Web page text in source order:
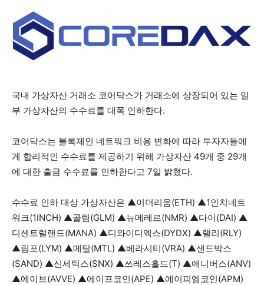
국내 가상자산 거래소 코어닥스가 거래소에 상장되어 있는 일
부 가상자산의 수수료를 대폭 인하한다.
코어닥스는 블록체인 네트워크 비용 변화에 따라 투자자들에
게 합리적인 수수료를 제공하기 위해 가상자산 49개 중 29개
에 대한 출금 수수료를 인하한다고 7일 밝혔다.
수수료 인하 대상 가상자산은 ▲이더리움(ETH) ▲1인치네트
워크(1INCH) ▲골렘(GLM) ▲뉴메레르(NMR) ▲다이(DAI) ▲
디센트럴랜드(MANA) ▲디와이디엑스(DYDX) ▲랠리(RLY)
▲림포(LYM) ▲메탈(MTL) ▲베라시티(VRA) ▲샌드박스
(SAND) ▲신세틱스(SNX) ▲쓰레스홀드(T) ▲애니버스(ANV)
▲에이브(AVVE) ▲에이프코인(APE) ▲에이피엠코인(APM)